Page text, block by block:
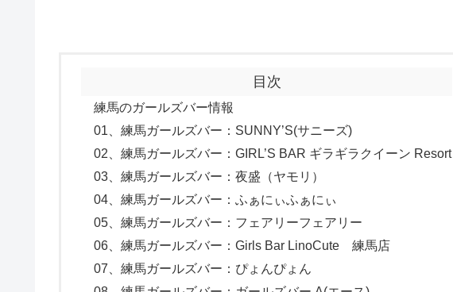
目次
練馬のガールズバー情報
01、練馬ガールズバー：SUNNY’S(サニーズ)
02、練馬ガールズバー：GIRL’S BAR ギラギラクイーン Resort
03、練馬ガールズバー：夜盛（ヤモリ）
04、練馬ガールズバー：ふぁにぃふぁにぃ
05、練馬ガールズバー：フェアリーフェアリー
06、練馬ガールズバー：Girls Bar LinoCute 練馬店
07、練馬ガールズバー：ぴょんぴょん